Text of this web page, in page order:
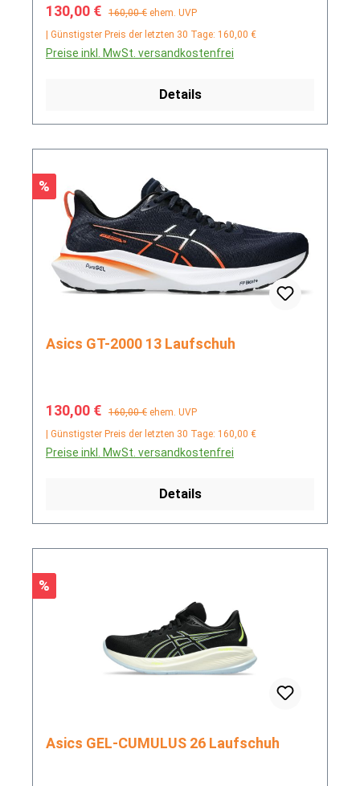
Verkaufspreis:
130,00 € Regulärer Preis:
160,00 € ehem. UVP
| Günstigster Preis der letzten 30 Tage: 160,00 €
Preise inkl. MwSt. versandkostenfrei
Details
Rabatt
%
Asics GT-2000 13 Laufschuh
Verkaufspreis:
130,00 € Regulärer Preis:
160,00 € ehem. UVP
| Günstigster Preis der letzten 30 Tage: 160,00 €
Preise inkl. MwSt. versandkostenfrei
Details
Rabatt
%
Asics GEL-CUMULUS 26 Laufschuh